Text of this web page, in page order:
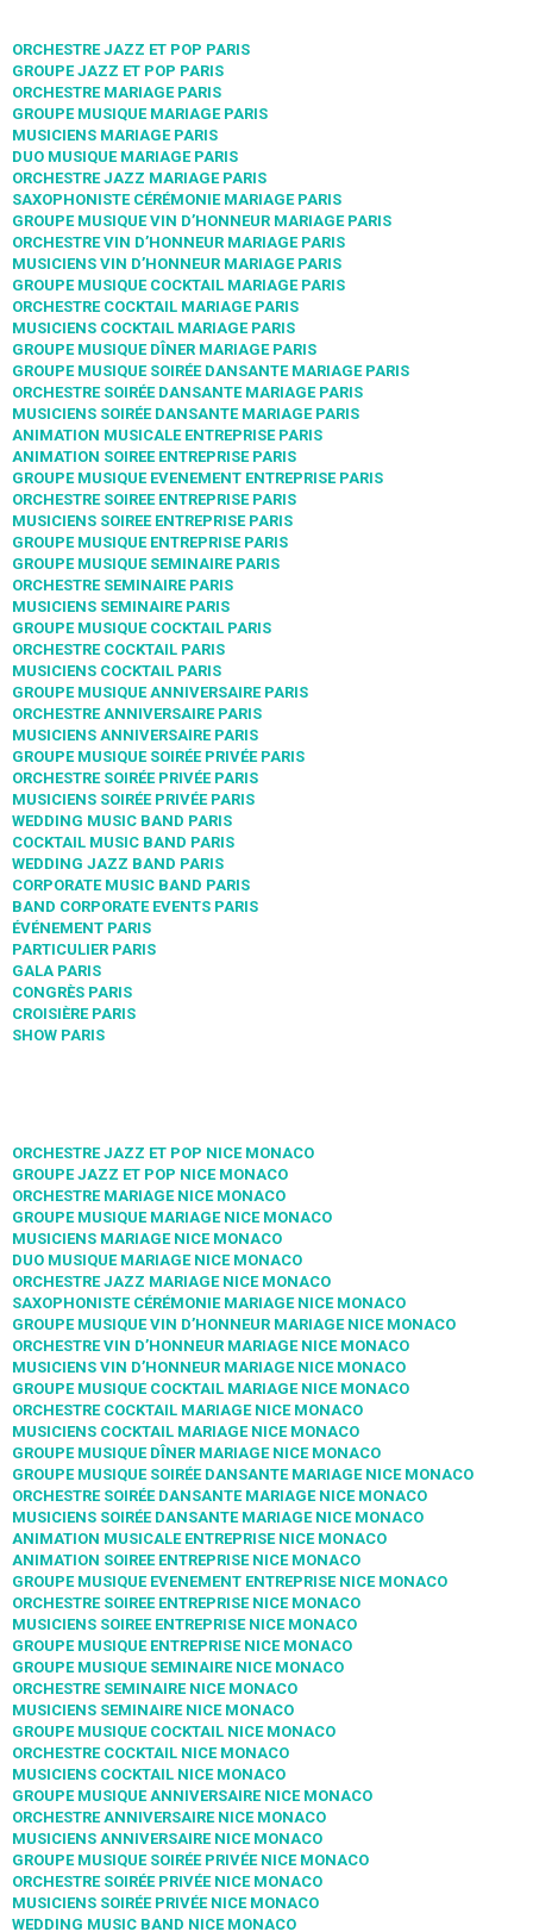
ORCHESTRE JAZZ ET POP PARIS
GROUPE JAZZ ET POP PARIS
ORCHESTRE MARIAGE PARIS
GROUPE MUSIQUE MARIAGE PARIS
MUSICIENS MARIAGE PARIS
DUO MUSIQUE MARIAGE PARIS
ORCHESTRE JAZZ MARIAGE PARIS
SAXOPHONISTE CÉRÉMONIE MARIAGE PARIS
GROUPE MUSIQUE VIN D’HONNEUR MARIAGE PARIS
ORCHESTRE VIN D’HONNEUR MARIAGE PARIS
MUSICIENS VIN D’HONNEUR MARIAGE PARIS
GROUPE MUSIQUE COCKTAIL MARIAGE PARIS
ORCHESTRE COCKTAIL MARIAGE PARIS
MUSICIENS COCKTAIL MARIAGE PARIS
GROUPE MUSIQUE DÎNER MARIAGE PARIS
GROUPE MUSIQUE SOIRÉE DANSANTE MARIAGE PARIS
ORCHESTRE SOIRÉE DANSANTE MARIAGE PARIS
MUSICIENS SOIRÉE DANSANTE MARIAGE PARIS
ANIMATION MUSICALE ENTREPRISE PARIS
ANIMATION SOIREE ENTREPRISE PARIS
GROUPE MUSIQUE EVENEMENT ENTREPRISE PARIS
ORCHESTRE SOIREE ENTREPRISE PARIS
MUSICIENS SOIREE ENTREPRISE PARIS
GROUPE MUSIQUE ENTREPRISE PARIS
GROUPE MUSIQUE SEMINAIRE PARIS
ORCHESTRE SEMINAIRE PARIS
MUSICIENS SEMINAIRE PARIS
GROUPE MUSIQUE COCKTAIL PARIS
ORCHESTRE COCKTAIL PARIS
MUSICIENS COCKTAIL PARIS
GROUPE MUSIQUE ANNIVERSAIRE PARIS
ORCHESTRE ANNIVERSAIRE PARIS
MUSICIENS ANNIVERSAIRE PARIS
GROUPE MUSIQUE SOIRÉE PRIVÉE PARIS
ORCHESTRE SOIRÉE PRIVÉE PARIS
MUSICIENS SOIRÉE PRIVÉE PARIS
WEDDING MUSIC BAND PARIS
COCKTAIL MUSIC BAND PARIS
WEDDING JAZZ BAND PARIS
CORPORATE MUSIC BAND PARIS
BAND CORPORATE EVENTS PARIS
ÉVÉNEMENT PARIS
PARTICULIER PARIS
GALA PARIS
CONGRÈS PARIS
CROISIÈRE PARIS
SHOW PARIS
ORCHESTRE JAZZ ET POP NICE MONACO
GROUPE JAZZ ET POP NICE MONACO
ORCHESTRE MARIAGE NICE MONACO
GROUPE MUSIQUE MARIAGE NICE MONACO
MUSICIENS MARIAGE NICE MONACO
DUO MUSIQUE MARIAGE NICE MONACO
ORCHESTRE JAZZ MARIAGE NICE MONACO
SAXOPHONISTE CÉRÉMONIE MARIAGE NICE MONACO
GROUPE MUSIQUE VIN D’HONNEUR MARIAGE NICE MONACO
ORCHESTRE VIN D’HONNEUR MARIAGE NICE MONACO
MUSICIENS VIN D’HONNEUR MARIAGE NICE MONACO
GROUPE MUSIQUE COCKTAIL MARIAGE NICE MONACO
ORCHESTRE COCKTAIL MARIAGE NICE MONACO
MUSICIENS COCKTAIL MARIAGE NICE MONACO
GROUPE MUSIQUE DÎNER MARIAGE NICE MONACO
GROUPE MUSIQUE SOIRÉE DANSANTE MARIAGE NICE MONACO
ORCHESTRE SOIRÉE DANSANTE MARIAGE NICE MONACO
MUSICIENS SOIRÉE DANSANTE MARIAGE NICE MONACO
ANIMATION MUSICALE ENTREPRISE NICE MONACO
ANIMATION SOIREE ENTREPRISE NICE MONACO
GROUPE MUSIQUE EVENEMENT ENTREPRISE NICE MONACO
ORCHESTRE SOIREE ENTREPRISE NICE MONACO
MUSICIENS SOIREE ENTREPRISE NICE MONACO
GROUPE MUSIQUE ENTREPRISE NICE MONACO
GROUPE MUSIQUE SEMINAIRE NICE MONACO
ORCHESTRE SEMINAIRE NICE MONACO
MUSICIENS SEMINAIRE NICE MONACO
GROUPE MUSIQUE COCKTAIL NICE MONACO
ORCHESTRE COCKTAIL NICE MONACO
MUSICIENS COCKTAIL NICE MONACO
GROUPE MUSIQUE ANNIVERSAIRE NICE MONACO
ORCHESTRE ANNIVERSAIRE NICE MONACO
MUSICIENS ANNIVERSAIRE NICE MONACO
GROUPE MUSIQUE SOIRÉE PRIVÉE NICE MONACO
ORCHESTRE SOIRÉE PRIVÉE NICE MONACO
MUSICIENS SOIRÉE PRIVÉE NICE MONACO
WEDDING MUSIC BAND NICE MONACO